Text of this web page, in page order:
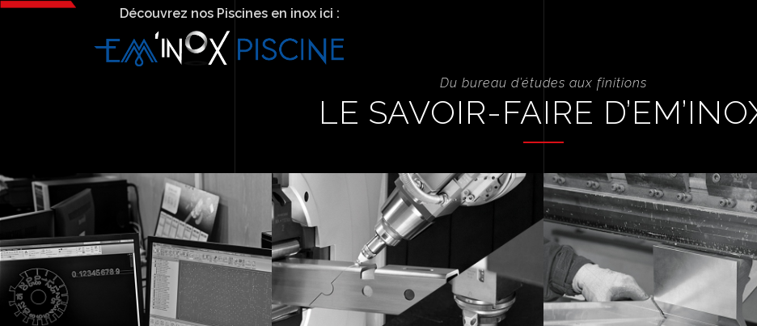
Découvrez nos Piscines en inox ici :
Du bureau d’études aux finitions
LE SAVOIR-FAIRE
ÉTUDES
VOIR
DÉCOUPE LASER TÔLES /
DÉCOUPE LASER TUBES ET
PROFILÉS
PLIAGE CROQUAGE
VOIR